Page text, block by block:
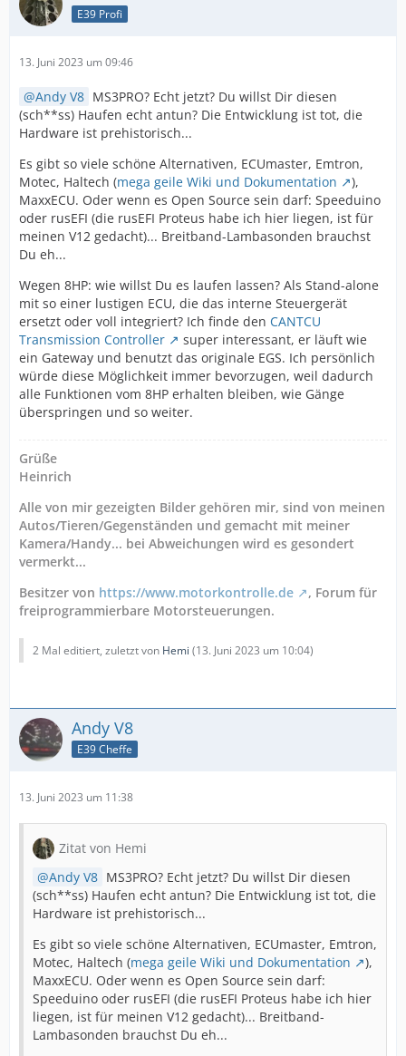
E39 Profi
13. Juni 2023 um 09:46
Andy V8 MS3PRO? Echt jetzt? Du willst Dir diesen
(sch**ss) Haufen echt antun? Die Entwicklung ist tot, die
Hardware ist prehistorisch...
Es gibt so viele schöne Alternativen, ECUmaster, Emtron,
Motec, Haltech (mega geile Wiki und Dokumentation
),
MaxxECU. Oder wenn es Open Source sein darf: Speeduino
oder rusEFI (die rusEFI Proteus habe ich hier liegen, ist für
meinen V12 gedacht)... Breitband-Lambasonden brauchst
Du eh...
Wegen 8HP: wie willst Du es laufen lassen? Als Stand-alone
mit so einer lustigen ECU, die das interne Steuergerät
ersetzt oder voll integriert? Ich finde den CANTCU
Transmission Controller
super interessant, er läuft wie
ein Gateway und benutzt das originale EGS. Ich persönlich
würde diese Möglichkeit immer bevorzugen, weil dadurch
alle Funktionen vom 8HP erhalten bleiben, wie Gänge
überspringen und so weiter.
Grüße
Heinrich
Alle von mir gezeigten Bilder gehören mir, sind von meinen
Autos/Tieren/Gegenständen und gemacht mit meiner
Kamera/Handy... bei Abweichungen wird es gesondert
vermerkt...
Besitzer von https://www.motorkontrolle.de
, Forum für
freiprogrammierbare Motorsteuerungen.
2 Mal editiert, zuletzt von Hemi (13. Juni 2023 um 10:04)
Andy V8
E39 Cheffe
13. Juni 2023 um 11:38
Zitat von Hemi
Andy V8 MS3PRO? Echt jetzt? Du willst Dir diesen
(sch**ss) Haufen echt antun? Die Entwicklung ist tot, die
Hardware ist prehistorisch...
Es gibt so viele schöne Alternativen, ECUmaster, Emtron,
Motec, Haltech (mega geile Wiki und Dokumentation
),
MaxxECU. Oder wenn es Open Source sein darf:
Speeduino oder rusEFI (die rusEFI Proteus habe ich hier
liegen, ist für meinen V12 gedacht)... Breitband-
Lambasonden brauchst Du eh...